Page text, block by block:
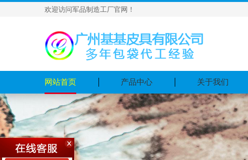
欢迎访问军品制造工厂官网！
网站首页 产品中心 关于我们